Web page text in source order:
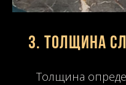
3. Толщина
Толщина